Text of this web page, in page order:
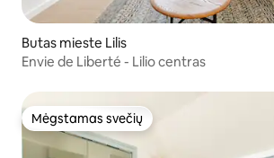
Butas mieste Lilis
Envie de Liberté - Lilio centras
Mėgstamas svečių
Mėgstamas svečių